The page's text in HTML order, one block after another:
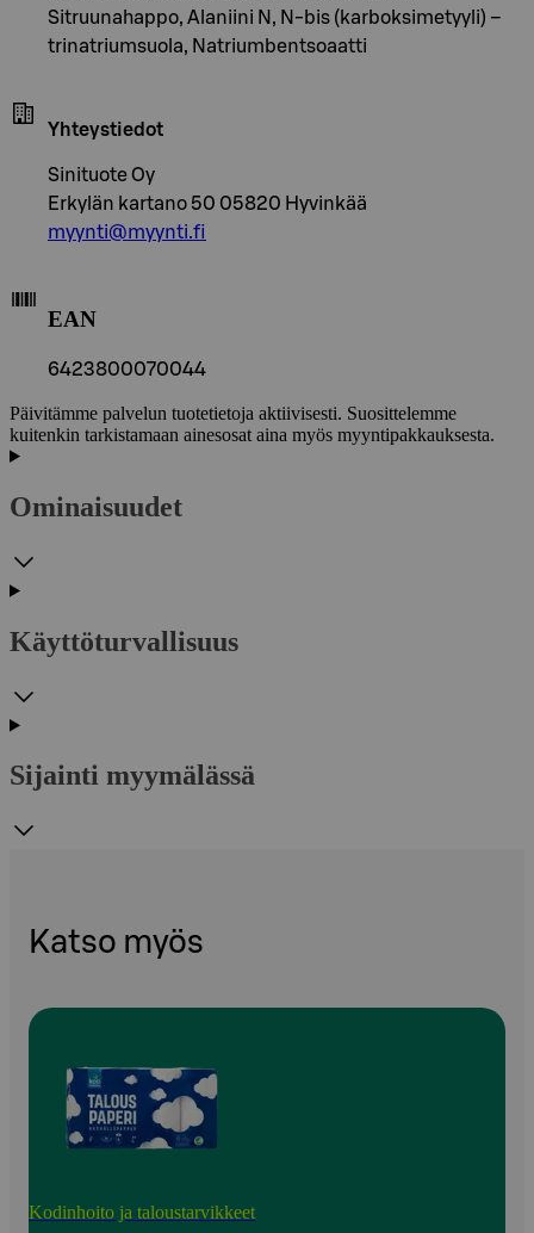
Sitruunahappo, Alaniini N, N-bis (karboksimetyyli) –
trinatriumsuola, Natriumbentsoaatti
Yhteystiedot
Sinituote Oy
Erkylän kartano 50 05820 Hyvinkää
myynti@myynti.fi
EAN
6423800070044
Päivitämme palvelun tuotetietoja aktiivisesti. Suosittelemme
kuitenkin tarkistamaan ainesosat aina myös myyntipakkauksesta.
Ominaisuudet
Käyttöturvallisuus
Sijainti myymälässä
Katso myös
Kodinhoito ja taloustarvikkeet